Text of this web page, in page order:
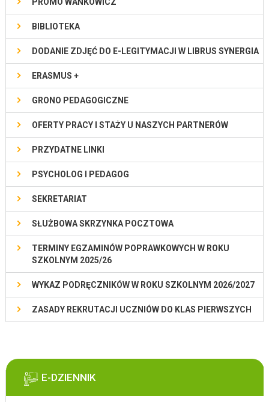
BIBLIOTEKA
DODANIE ZDJĘĆ DO E-LEGITYMACJI W LIBRUS SYNERGIA
ERASMUS +
GRONO PEDAGOGICZNE
OFERTY PRACY I STAŻY U NASZYCH PARTNERÓW
PRZYDATNE LINKI
PSYCHOLOG I PEDAGOG
SEKRETARIAT
SŁUŻBOWA SKRZYNKA POCZTOWA
TERMINY EGZAMINÓW POPRAWKOWYCH W ROKU
SZKOLNYM 2025/26
WYKAZ PODRĘCZNIKÓW W ROKU SZKOLNYM 2026/2027
ZASADY REKRUTACJI UCZNIÓW DO KLAS PIERWSZYCH
E-DZIENNIK